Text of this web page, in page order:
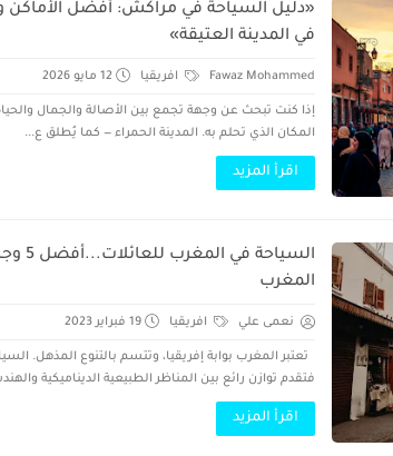
«دليل السياحة في مراكش: أفضل الأماكن
في المدينة العتيقة»
Fawaz Mohammed افريقيا 12 مايو 2026
إذا كنت تبحث عن وجهة تجمع بين الأصالة والجمال
المكان الذي تحلم به. المدينة الحمراء — كما يُطلق ع...
اقرأ المزيد
المغرب
نعمى علي افريقيا 19 فبراير 2023
تعتبر المغرب بوابة إفريقيا، وتتسم بالتنوع المذهل.
فتقدم توازن رائع بين المناظر الطبيعية الديناميكية
اقرأ المزيد